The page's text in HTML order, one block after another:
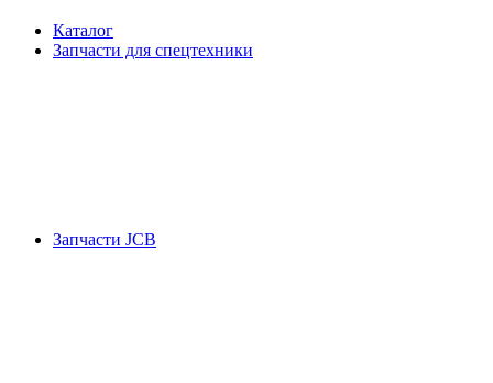
Каталог
Запчасти для спецтехники
Запчасти JCB